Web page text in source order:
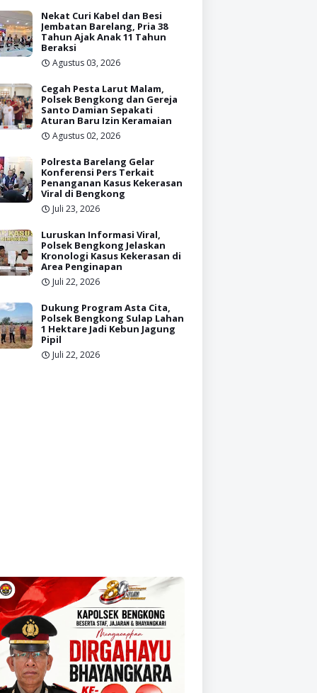
Nekat Curi Kabel dan Besi
Jembatan Barelang, Pria 38
Tahun Ajak Anak 11 Tahun
Beraksi
Agustus 03, 2026
Cegah Pesta Larut Malam,
Polsek Bengkong dan Gereja
Santo Damian Sepakati
Aturan Baru Izin Keramaian
Agustus 02, 2026
Polresta Barelang Gelar
Konferensi Pers Terkait
Penanganan Kasus Kekerasan
Viral di Bengkong
Juli 23, 2026
Luruskan Informasi Viral,
Polsek Bengkong Jelaskan
Kronologi Kasus Kekerasan di
Area Penginapan
Juli 22, 2026
Dukung Program Asta Cita,
Polsek Bengkong Sulap Lahan
1 Hektare Jadi Kebun Jagung
Pipil
Juli 22, 2026